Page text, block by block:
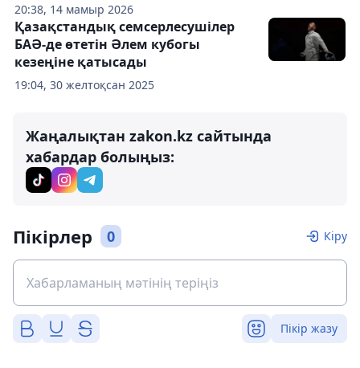
20:38, 14 мамыр 2026
19:04, 30 желтоқсан 2025
Қазақстандық семсерлесушілер
БАӘ-де өтетін Әлем кубогы
кезеңіне қатысады
Жаңалықтан zakon.kz сайтында
хабардар болыңыз:
Пікірлер 0 Кіру
Пікір жазу